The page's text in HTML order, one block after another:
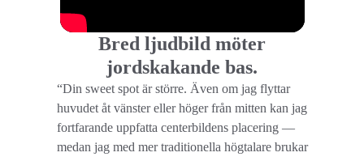
Bred ljudbild möter
jordskakande bas.
“Din sweet spot är större. Även om jag flyttar
huvudet åt vänster eller höger från mitten kan jag
fortfarande uppfatta centerbildens placering —
medan jag med mer traditionella högtalare brukar